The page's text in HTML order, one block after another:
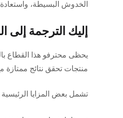
الخدوش البسيطة،
إليك الترجمة إلى
منتجات تحقق نتائج
تشمل بعض المزايا الرئيسية